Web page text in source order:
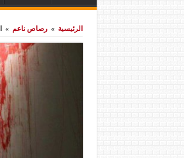
الرئيسية » رصاص ناعم »